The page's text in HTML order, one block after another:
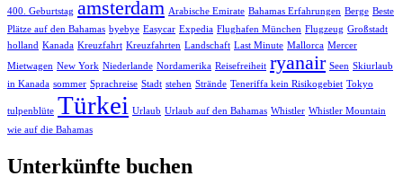
400. Geburtstag amsterdam Arabische Emirate Bahamas Erfahrungen Berge Beste
Plätze auf den Bahamas byebye Easycar Expedia Flughafen München Flugzeug Großstadt
holland Kanada Kreuzfahrt Kreuzfahrten Landschaft Last Minute Mallorca Mercer
Mietwagen New York Niederlande Nordamerika Reisefreiheit ryanair Seen Skiurlaub
in Kanada sommer Sprachreise Stadt stehen Strände Teneriffa kein Risikogebiet Tokyo
tulpenblüte Türkei Urlaub Urlaub auf den Bahamas Whistler Whistler Mountain
wie auf die Bahamas
Unterkünfte buchen